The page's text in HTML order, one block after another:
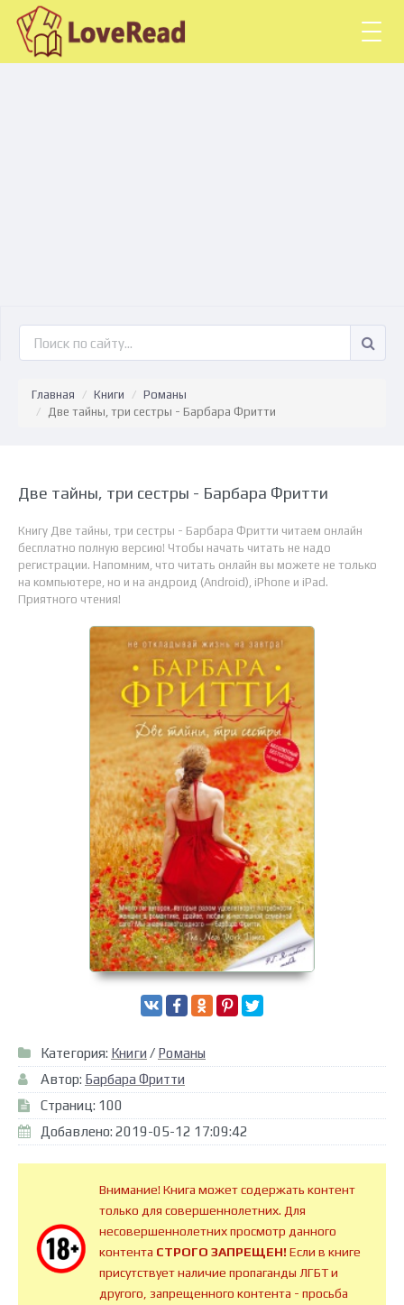
Главная Книги
Романы
Две тайны, три сестры - Барбара Фритти
Две тайны, три сестры - Барбара Фритти
Книгу Две тайны, три сестры - Барбара Фритти читаем онлайн
бесплатно полную версию! Чтобы начать читать не надо
регистрации. Напомним, что читать онлайн вы можете не только
на компьютере, но и на андроид (Android), iPhone и iPad.
Приятного чтения!
Категория: Книги / Романы
Автор: Барбара Фритти
Страниц: 100
Добавлено: 2019-05-12 17:09:42
Внимание! Книга может содержать контент
только для совершеннолетних. Для
несовершеннолетних просмотр данного
контента СТРОГО ЗАПРЕЩЕН!Если в книге
присутствует наличие пропаганды ЛГБТ и
другого, запрещенного контента - просьба